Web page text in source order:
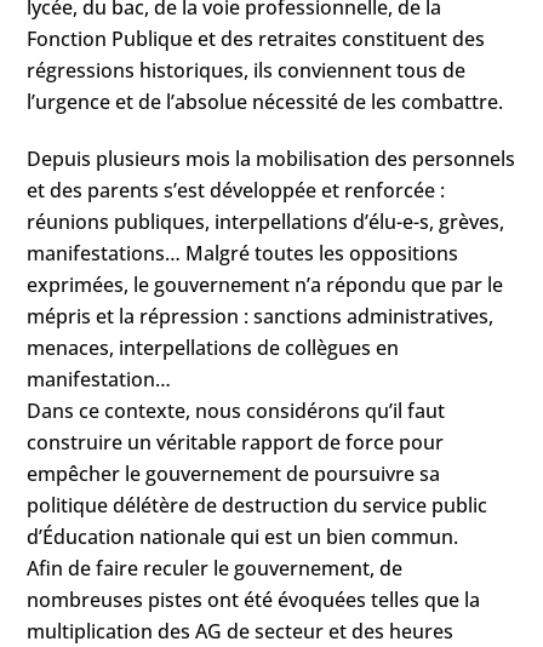
lycée, du bac, de la voie professionnelle, de la
Fonction Publique et des retraites constituent des
régressions historiques, ils conviennent tous de
l’urgence et de l’absolue nécessité de les combattre.
Depuis plusieurs mois la mobilisation des personnels
et des parents s’est développée et renforcée :
réunions publiques, interpellations d’élu-e-s, grèves,
manifestations… Malgré toutes les oppositions
exprimées, le gouvernement n’a répondu que par le
mépris et la répression : sanctions administratives,
menaces, interpellations de collègues en
manifestation…
Dans ce contexte, nous considérons qu’il faut
construire un véritable rapport de force pour
empêcher le gouvernement de poursuivre sa
politique délétère de destruction du service public
d’Éducation nationale qui est un bien commun.
Afin de faire reculer le gouvernement, de
nombreuses pistes ont été évoquées telles que la
multiplication des AG de secteur et des heures